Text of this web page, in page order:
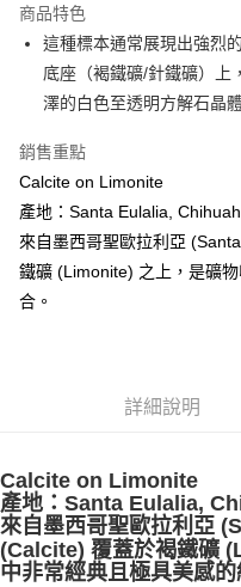
Apple Pay
街口支付
全家取貨付款
每筆NT$80，滿NT$3,000(含
賣家宅配幫您送（台灣）
郵局幫你送（離島）
每筆NT$80，滿NT$3,000(含
付款後門市自取
商品特色
這種標本通常展現出強烈
底座（褐鐵礦/針鐵礦）上
澤的白色至透明方解石晶體
銷售重點
Calcite on Limonite
產地：Santa Eulalia,
來自墨西哥聖歐拉利亞
鐵礦 (Limonite) 之上，是礦
合。
詳細說明
Calcite on Limonite
產地：Santa Eulalia,
來自墨西哥聖歐拉利亞
(Calcite) 覆蓋於褐鐵礦
中非常經典且極具美感的